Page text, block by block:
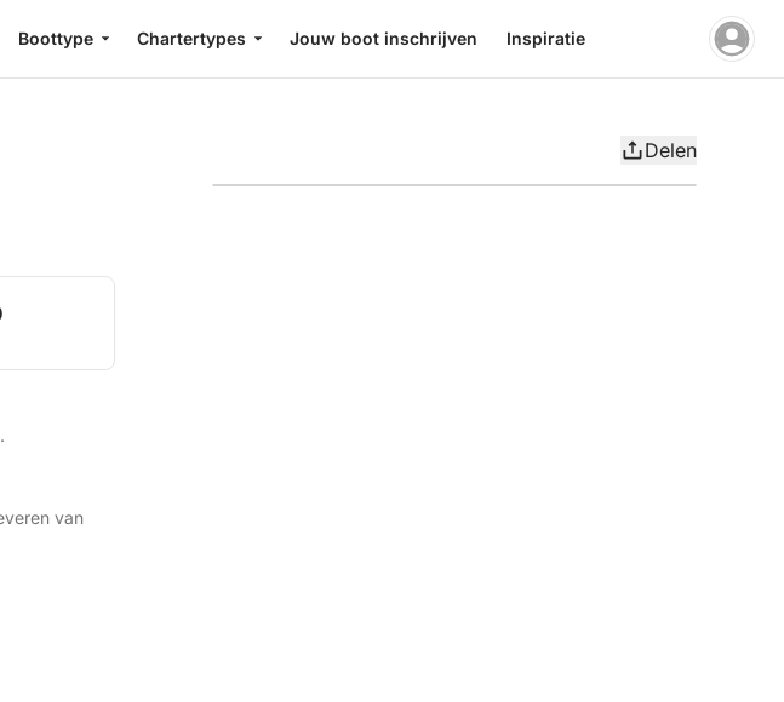
Boottype Chartertypes Jouw boot inschrijven Inspiratie
Delen
·
van